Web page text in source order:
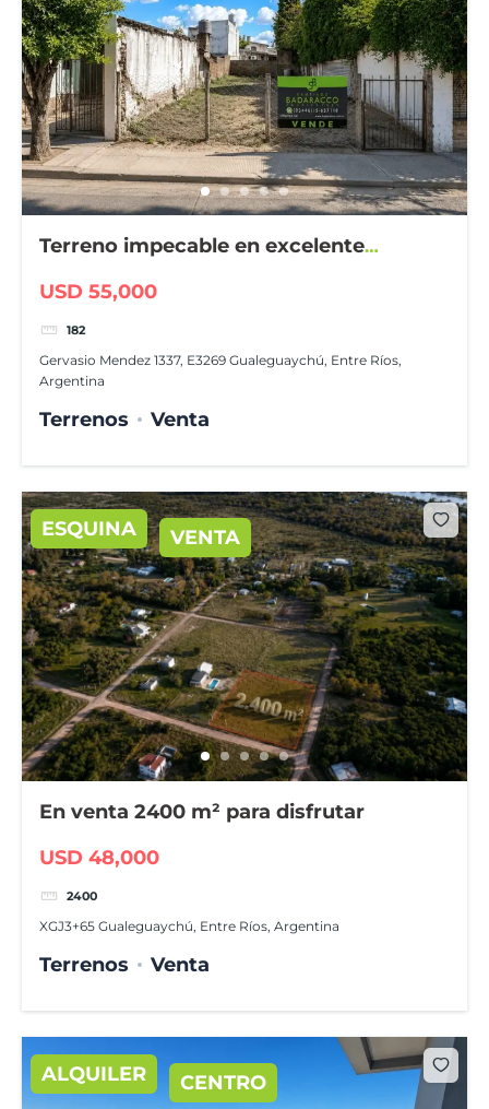
Terreno impecable en excelente
USD 55,000
182
Gervasio Mendez 1337, E3269 Gualeguaychú, Entre Ríos,
Argentina
Terrenos Venta
ESQUINA VENTA
En venta 2400 m² para disfrutar
USD 48,000
2400
XGJ3+65 Gualeguaychú, Entre Ríos, Argentina
Terrenos Venta
ALQUILER CENTRO